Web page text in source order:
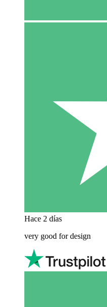
Hace 2 días
very good for design